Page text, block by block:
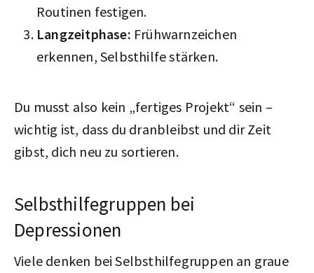
Routinen festigen.
Langzeitphase: Frühwarnzeichen
erkennen, Selbsthilfe stärken.
Du musst also kein „fertiges Projekt“ sein –
wichtig ist, dass du dranbleibst und dir Zeit
gibst, dich neu zu sortieren.
Selbsthilfegruppen bei
Depressionen
Viele denken bei Selbsthilfegruppen an graue